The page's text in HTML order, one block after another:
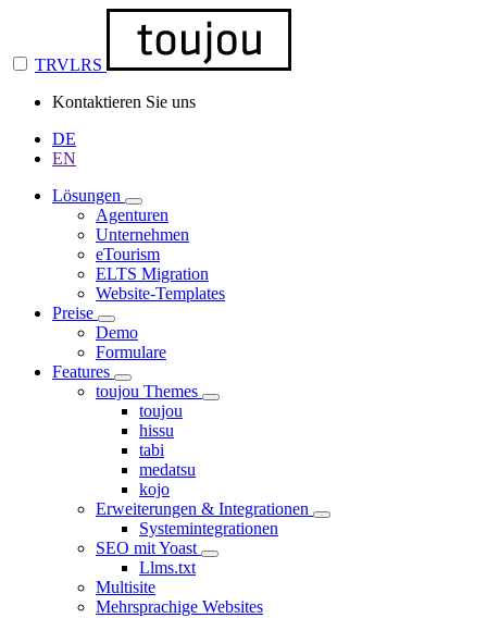
TRVLRS
Kontaktieren Sie uns
DE
EN
Lösungen
Agenturen
Unternehmen
eTourism
ELTS Migration
Website-Templates
Preise
Demo
Formulare
Features
toujou Themes
toujou
hissu
tabi
medatsu
kojo
Erweiterungen & Integrationen
Systemintegrationen
SEO mit Yoast
Llms.txt
Multisite
Mehrsprachige Websites